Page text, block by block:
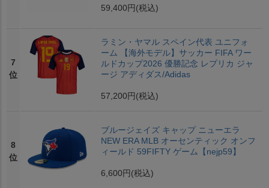
59,400円 (税込)
7
位
ラミン・ヤマル スペイン代表 ユニフォ
ーム 【海外モデル】サッカー FIFA ワー
ルドカップ2026 優勝記念 レプリカ ジャ
ージ アディダス/Adidas
57,200円 (税込)
8
位
ブルージェイズ キャップ ニューエラ
NEW ERA MLB オーセンティック オンフ
ィールド 59FIFTY ゲーム【nejp59】
6,600円 (税込)